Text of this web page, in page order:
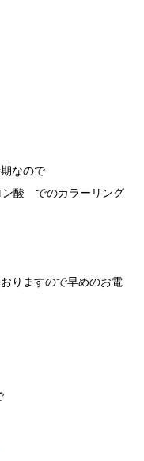
なので
ン酸 でのカラーリング
りますので早めのお電